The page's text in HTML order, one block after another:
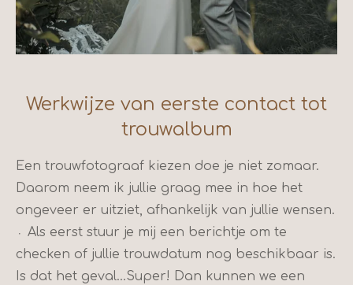
Werkwijze van eerste contact tot
trouwalbum
Een trouwfotograaf kiezen doe je niet zomaar.
Daarom neem ik jullie graag mee in hoe het
ongeveer er uitziet, afhankelijk van jullie wensen.
᭼ Als eerst stuur je mij een berichtje om te
checken of jullie trouwdatum nog beschikbaar is.
Is dat het geval...Super! Dan kunnen we een